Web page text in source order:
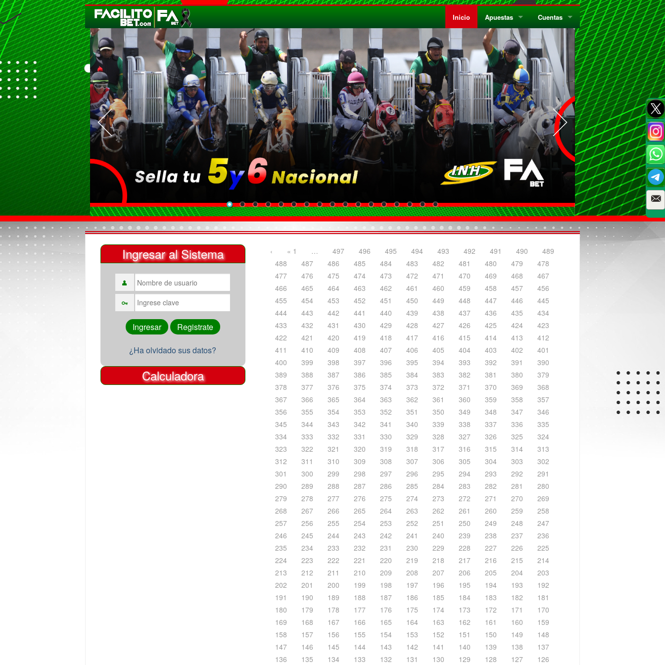
Inicio Apuestas
¿Quiénes Somos?
¿Qué es el Sistema Parley?
Privacidad
Códigos de Conducta
Como Jugar Bingo
Cuentas
Registrate
Recarga
Retira
Preguntas Frecuentes
Reglas Generales
Ingresar al Sistema
¿Ha olvidado sus datos?
Calculadora
‹ « 1 … 497 496 495 494 493 492 491 490
489
488
487 486 485 484 483 482 481 480 479
478
477
476 475 474 473 472 471 470 469 468
467
466
465 464 463 462 461 460 459 458 457
456
455
454 453 452 451 450 449 448 447 446
445
444
443 442 441 440 439 438 437 436 435
434
433
432 431 430 429 428 427 426 425 424
423
422
421 420 419 418 417 416 415 414 413
412
411
410 409 408 407 406 405 404 403 402
401
400
399 398 397 396 395 394 393 392 391
390
389
388 387 386 385 384 383 382 381 380
379
378
377 376 375 374 373 372 371 370 369
368
367
366 365 364 363 362 361 360 359 358
357
356
355 354 353 352 351 350 349 348 347
346
345
344 343 342 341 340 339 338 337 336
335
334
333 332 331 330 329 328 327 326 325
324
323
322 321 320 319 318 317 316 315 314
313
312
311 310 309 308 307 306 305 304 303
302
301
300 299 298 297 296 295 294 293 292
291
290
289 288 287 286 285 284 283 282 281
280
279
278 277 276 275 274 273 272 271 270
269
268
267 266 265 264 263 262 261 260 259
258
257
256 255 254 253 252 251 250 249 248
247
246
245 244 243 242 241 240 239 238 237
236
235
234 233 232 231 230 229 228 227 226
225
224
223 222 221 220 219 218 217 216 215
214
213
212 211 210 209 208 207 206 205 204
203
202
201 200 199 198 197 196 195 194 193
192
191
190 189 188 187 186 185 184 183 182
181
180
179 178 177 176 175 174 173 172 171
170
169
168 167 166 165 164 163 162 161 160
159
158
157 156 155 154 153 152 151 150 149
148
147
146 145 144 143 142 141 140 139 138
137
136
135 134 133 132 131 130 129 128 127 126